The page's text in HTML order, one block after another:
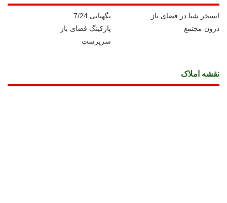
نگهبانی 7/24
استخر شنا در فضای باز
پارکینگ فضای باز
درون مجتمع
سرپرست
نقشه املاک